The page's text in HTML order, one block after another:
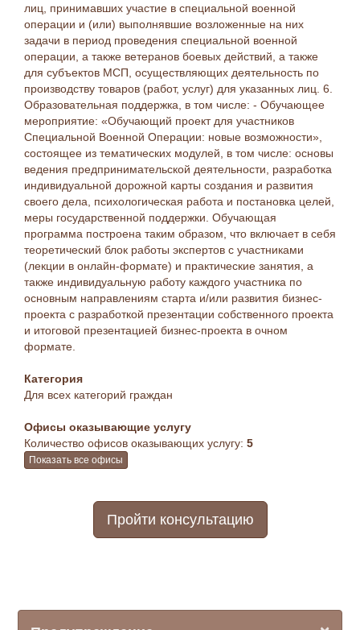
лиц, принимавших участие в специальной военной
операции и (или) выполнявшие возложенные на них
задачи в период проведения специальной военной
операции, а также ветеранов боевых действий, а также
для субъектов МСП, осуществляющих деятельность по
производству товаров (работ, услуг) для указанных лиц. 6.
Образовательная поддержка, в том числе: - Обучающее
мероприятие: «Обучающий проект для участников
Специальной Военной Операции: новые возможности»,
состоящее из тематических модулей, в том числе: основы
ведения предпринимательской деятельности, разработка
индивидуальной дорожной карты создания и развития
своего дела, психологическая работа и постановка целей,
меры государственной поддержки. Обучающая
программа построена таким образом, что включает в себя
теоретический блок работы экспертов с участниками
(лекции в онлайн-формате) и практические занятия, а
также индивидуальную работу каждого участника по
основным направлениям старта и/или развития бизнес-
проекта с разработкой презентации собственного проекта
и итоговой презентацией бизнес-проекта в очном
формате.
Категория
Для всех категорий граждан
Офисы оказывающие услугу
Количество офисов оказывающих услугу: 5
Показать все офисы
Пройти консультацию